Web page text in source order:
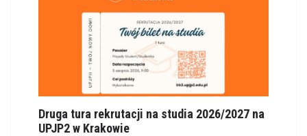
Druga tura rekrutacji na studia 2026/2027 na
UPJP2 w Krakowie